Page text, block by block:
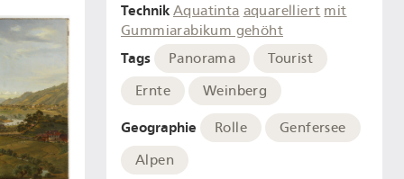
Technik Aquatinta aquarelliert mit
Gummiarabikum gehöht
Tags Panorama
Tourist
Ernte
Weinberg
Geographie Rolle
Genfersee
Alpen